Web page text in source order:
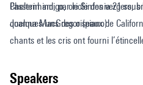
Cheltenham, par le Sinfonia 21
Joanna MacGregor (piano).
Passerin indigo, oriole des vergers,
quelques-uns des oiseaux de
chants et les cris ont fourni
voulais étirer en continu le « vrai »
speakers